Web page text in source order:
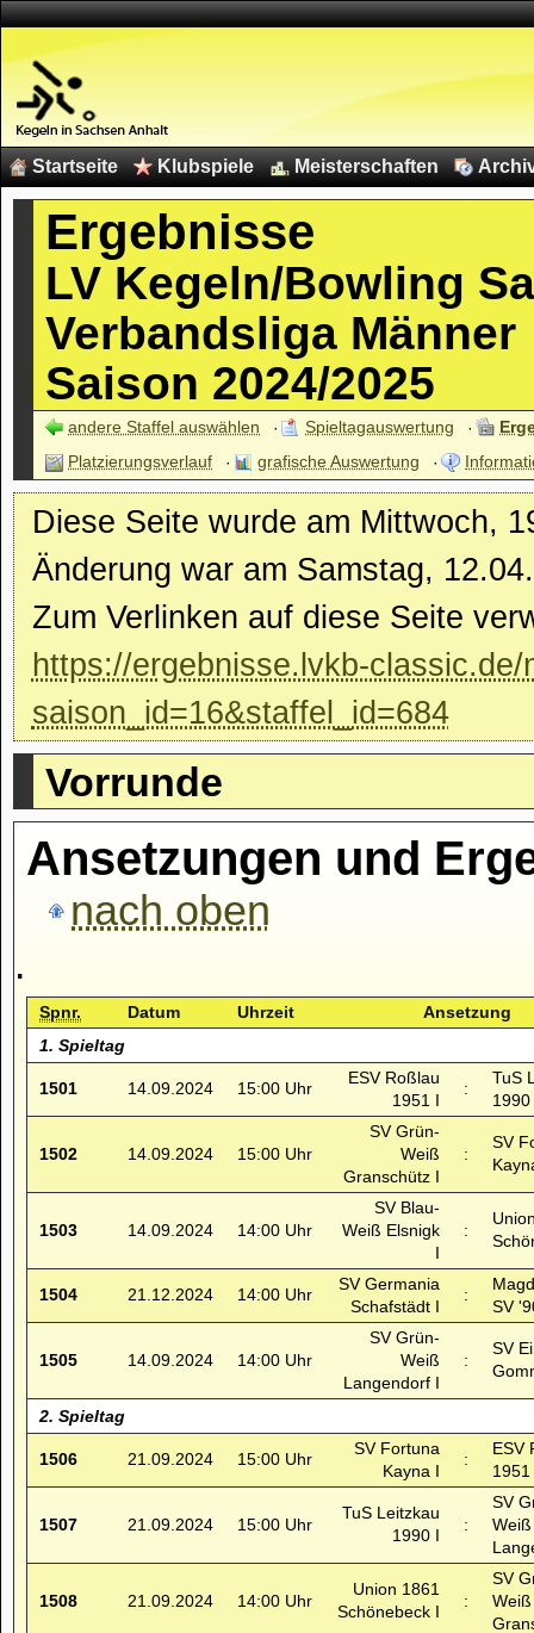
Startseite Klubspiele Meisterschaften
Ergebnisse
LV Kegeln/Bowling
Verbandsliga Männer
Saison 2024/2025
andere Staffel auswählen Spieltagauswertung
Platzierungsverlauf
grafische Auswertung
Diese Seite wurde am Mittwoch,
Änderung war am Samstag,
Zum Verlinken auf diese Seite
https://ergebnisse.lvkb-
saison_id=16&staffel_id=684
Vorrunde
Ansetzungen und
nach oben
.
Spnr. Datum Uhrzeit
Ansetzung
1. Spieltag
1501 14.09.2024 15:00 Uhr
ESV Roßlau
1951 I
:
TuS
1990
1502 14.09.2024 15:00 Uhr
SV Grün-
Weiß
Granschütz I
:
SV
1503 14.09.2024 14:00 Uhr
SV Blau-
Weiß Elsnigk
I
:
1504 21.12.2024 14:00 Uhr
SV Germania
Schafstädt I
:
SV
1505 14.09.2024 14:00 Uhr
SV Grün-
Weiß
Langendorf I
:
SV
2. Spieltag
1506 21.09.2024 15:00 Uhr
SV Fortuna
Kayna I
:
ESV
1951
1507 21.09.2024 15:00 Uhr
TuS Leitzkau
1990 I
:
SV
Weiß
1508 21.09.2024 14:00 Uhr
Union 1861
Schönebeck I
:
SV
Weiß